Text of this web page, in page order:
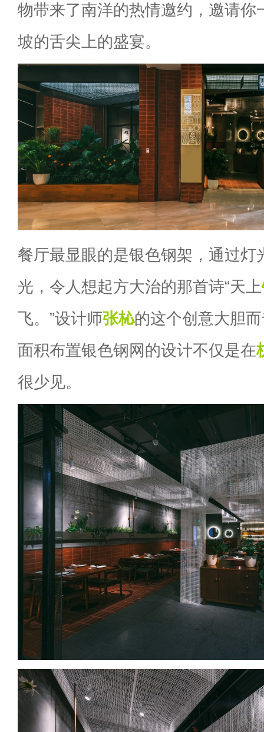
物带来了南洋的热情邀约，邀请你
坡的舌尖上的盛宴。
餐厅最显眼的是银色钢架，通过灯
光，令人想起方大治的那首诗“天上
飞。”设计师张杺的这个创意大胆
面积布置银色钢网的设计不仅是在
很少见。